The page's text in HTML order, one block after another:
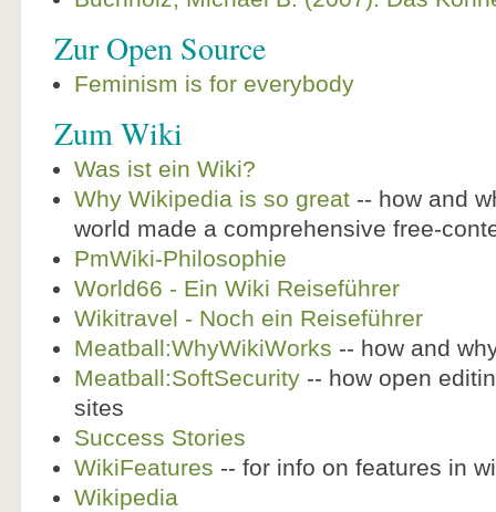
Zur Open Source
Feminism is for everybody
Zum Wiki
Was ist ein Wiki?
Why Wikipedia is so great-- how and
world made a comprehensive free-
PmWiki-Philosophie
World66 - Ein Wiki Reiseführer
Wikitravel - Noch ein Reiseführer
Meatball:WhyWikiWorks -- how and
Meatball:SoftSecurity-- how open
sites
Success Stories
WikiFeatures -- for info on features in
Wikipedia